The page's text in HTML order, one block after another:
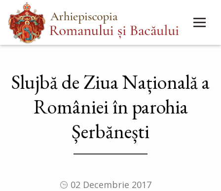
Mergi
la
conţinutul
Main
menu
Slujbă de Ziua Națională a
României în parohia
Șerbănești
02 Decembrie 2017